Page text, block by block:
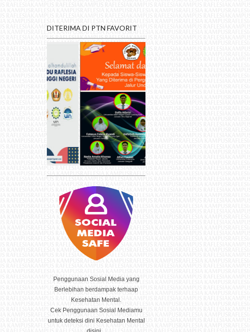
DITERIMA DI PTN FAVORIT
Penggunaan Sosial Media yang
Berlebihan berdampak terhaap
Kesehatan Mental.
Cek Penggunaan Sosial Mediamu
untuk deteksi dini Kesehatan Mental